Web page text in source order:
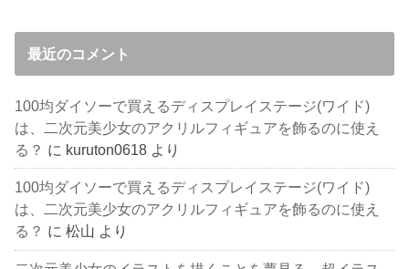
最近のコメント
100均ダイソーで買えるディスプレイステージ(ワイド)
は、二次元美少女のアクリルフィギュアを飾るのに使え
る？ に kuruton0618 より
100均ダイソーで買えるディスプレイステージ(ワイド)
は、二次元美少女のアクリルフィギュアを飾るのに使え
る？ に松山 より